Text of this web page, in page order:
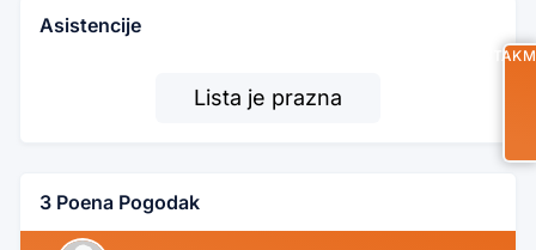
Asistencije
Lista je prazna
3 Poena Pogodak